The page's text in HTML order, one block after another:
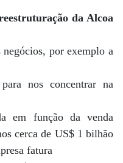
da Alcoa
por exemplo a
nos concentrar na
em função da venda
cerca de US$ 1 bilhão
fatura